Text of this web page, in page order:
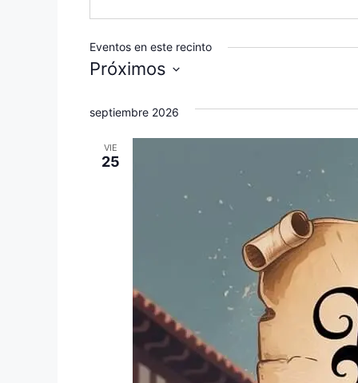
Eventos en este recinto
Próximos
e
septiembre 2026
VIE
25